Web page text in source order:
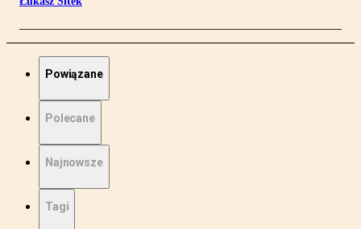
Powiązane
Polecane
Najnowsze
Tagi